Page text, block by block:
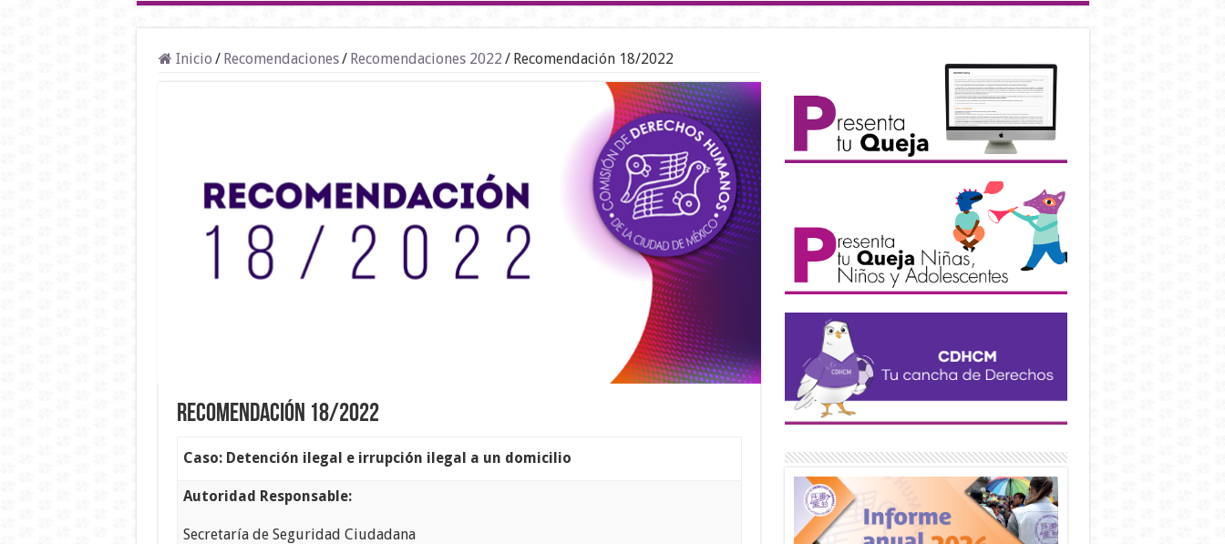
Inicio / Recomendaciones/ Recomendaciones 2022 / Recomendación 18/2022
Recomendación 18/2022
Caso: Detención ilegal e irrupción ilegal a un domicilio
Autoridad Responsable:
Secretaría de Seguridad Ciudadana